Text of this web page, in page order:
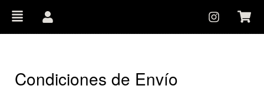
Condiciones de Envío